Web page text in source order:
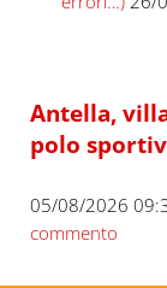
Antella,
polo
05/08/2026
commento